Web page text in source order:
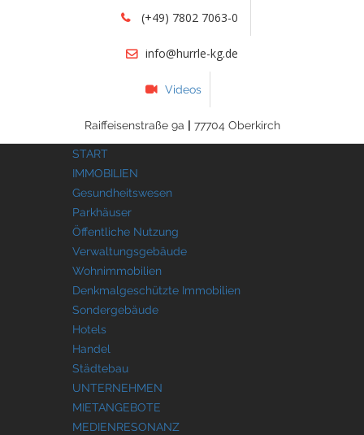
(+49) 7802 7063-0
info@hurrle-kg.de
Videos
Raiffeisenstraße 9a | 77704 Oberkirch
START
IMMOBILIEN
Gesundheitswesen
Parkhäuser
Öffentliche Nutzung
Verwaltungsgebäude
Wohnimmobilien
Denkmalgeschützte Immobilien
Sondergebäude
Hotels
Handel
Städtebau
UNTERNEHMEN
MIETANGEBOTE
MEDIENRESONANZ